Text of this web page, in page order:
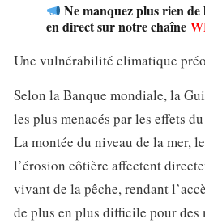
Ne manquez plus rien
en direct sur notre chaîne
Une vulnérabilité climatique
Selon la Banque mondiale, la
les plus menacés par les effets
La montée du niveau de la mer,
l’érosion côtière affectent
vivant de la pêche, rendant
de plus en plus difficile pour